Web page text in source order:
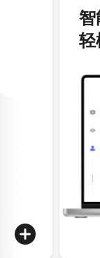
智
轻